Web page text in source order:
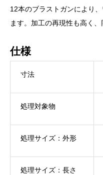
12本のブラストガンにより
ます。加工の再現性も高く
仕様
寸法
処理対象物
処理サイズ：外形
処理サイズ：長さ